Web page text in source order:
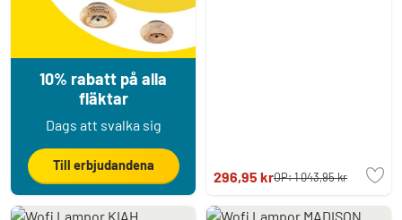
10% rabatt på alla
fläktar
Dags att svalka sig
Till erbjudandena
296,95 krOP:1 043,95 kr